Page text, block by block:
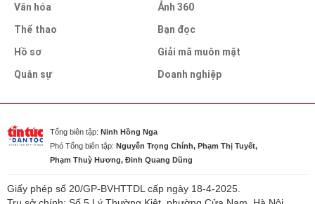
Văn hóa
Thể thao
Hồ sơ
Quân sự
Ảnh 360
Bạn đọc
Giải mã muôn mặt
Doanh nghiệp
Tổng biên tập: Ninh Hồng Nga
Phó Tổng biên tập: Nguyễn Trọng Chính, Phạm Thị Tuyết,
Phạm Thuỳ Hương, Đinh Quang Dũng
Giấy phép số 20/GP-BVHTTDL cấp ngày 18-4-2025.